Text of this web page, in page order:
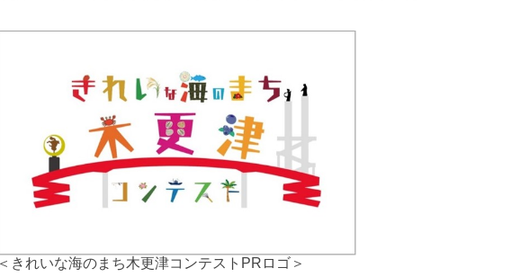
＜きれいな海のまち木更津コンテストPRロゴ＞